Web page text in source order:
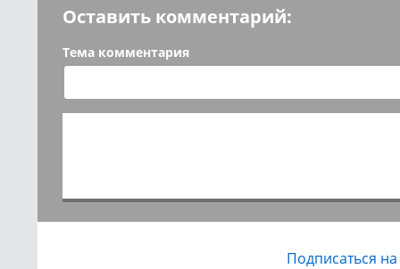
Оставить комментарий:
Тема комментария
Подписаться